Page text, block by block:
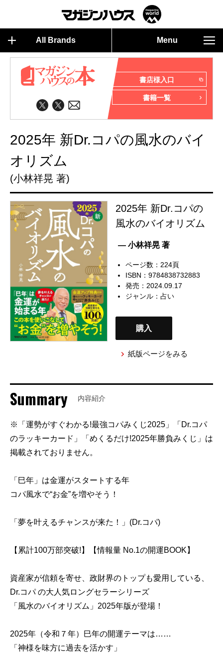
All Brands Menu
書店様入口
書籍一覧
2025年 新Dr.コパの風水のバイ
オリズム
(小林祥晃 著)
2025年 新Dr.コパの
風水のバイオリズム
— 小林祥晃 著
ページ数：224頁
ISBN：9784838732883
発売：2024.09.17
ジャンル：占い
購入
紙版ページをみる
Summary 内容紹介
※「運勢がすぐわかる!最強コパみくじ2025」「Dr.コパ
のラッキーカード」「めくるだけ!2025年勝負みくじ」は
掲載されておりません。
「巳年」は金運がスタートする年
コパ風水で“お金”を増やそう！
「夢を叶えるチャンスが来た！」(Dr.コパ)
【累計100万部突破!】【情報量 No.1の開運BOOK】
資産家が信頼を寄せ、政財界のトップも愛用している、
Dr.コパ の大人気ロングセラーシリーズ
「風水のバイオリズム」2025年版が登場！
2025年（令和７年）巳年の開運テーマは……
「神様を味方に過去を活かす」